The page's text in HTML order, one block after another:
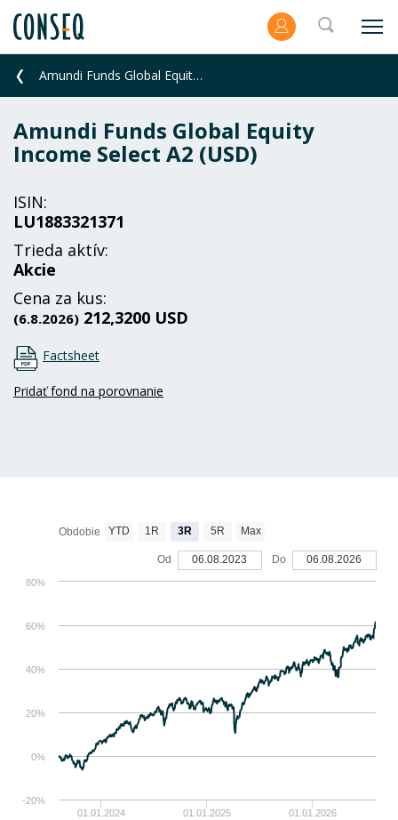
Amundi Funds Global Equity Income Select A2 (USD)
Amundi Funds Global Equity
Income Select A2 (USD)
ISIN:
LU1883321371
Trieda aktív:
Akcie
Cena za kus:
(6.8.2026) 212,3200 USD
Factsheet
Pridať fond na porovnanie
01.01.2024 01.01.2025 01.01.2026
0%
20%
40%
60%
-20%
80%
Obdobie YTD 1R 3R 5R Max
Od 06.08.2023 Do 06.08.2026